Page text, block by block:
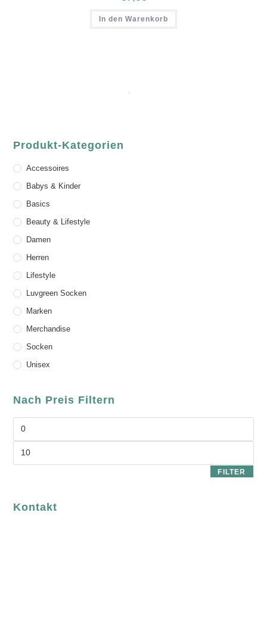
In den Warenkorb
Produkt-Kategorien
Accessoires
Babys & Kinder
Basics
Beauty & Lifestyle
Damen
Herren
Lifestyle
Luvgreen Socken
Marken
Merchandise
Socken
Unisex
Nach Preis Filtern
FILTER
Kontakt